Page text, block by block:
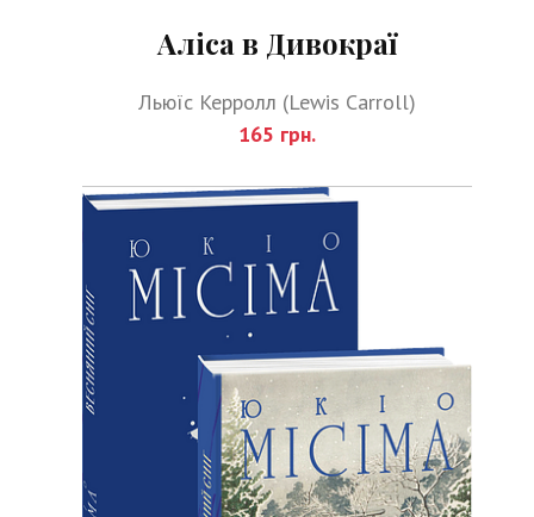
Аліса в Дивокраї
Льюїс Керролл (Lewis Carroll)
165 грн.